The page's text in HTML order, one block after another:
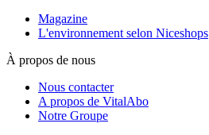
Magazine
L'environnement selon Niceshops
À propos de nous
Nous contacter
A propos de VitalAbo
Notre Groupe